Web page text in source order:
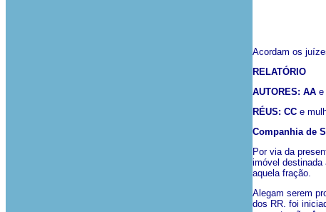
Acordam os
RELATÓRIO
AUTORES: AA e
RÉUS: CC e
Companhia de
Por via da
imóvel destinada
aquela fração.
Alegam serem
dos RR. foi